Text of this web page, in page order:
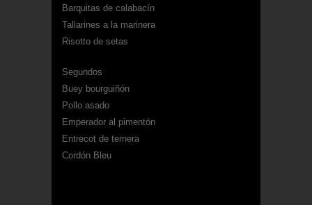
Barquitas de calabacín
Tallarines a la marinera
Risotto de setas
Segundos
Buey bourguiñón
Pollo asado
Emperador al pimentón
Entrecot de ternera
Cordón Bleu